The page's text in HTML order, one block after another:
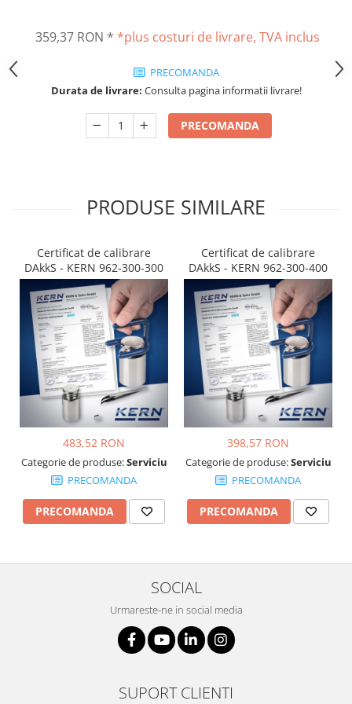
Termometre cu infrarosu
Standuri testare manuala
Cabluri
Carlige
Convertor Analog-Digital
Cutie de jonctiune
Picioare ajustabile
Piese pentru compresiune
Placa de montaj
Placi etalon
Senzori
Set pentru compresiune
Set suruburi otel
Suporti
Varf de impact
Instrumente optice
Adaptoare
Adaptor camera microscop
Altele
Cap microscop
Carcase si genti
Cleme
Filtru Quartz wedge
Iluminare microscop
359,37 RON * *plus costuri de livrare, TVA inclus
PRECOMANDA
Durata de livrare: Consulta pagina informatii livrare!
PRECOMANDA
PRODUSE SIMILARE
Certificat de calibrare
DAkkS - KERN 962-300-300
483,52 RON
Categorie de produse:Serviciu
PRECOMANDA
PRECOMANDA
Certificat de calibrare
DAkkS - KERN 962-300-400
398,57 RON
Categorie de produse:Serviciu
PRECOMANDA
PRECOMANDA
SOCIAL
Urmareste-ne in social media
SUPORT CLIENTI